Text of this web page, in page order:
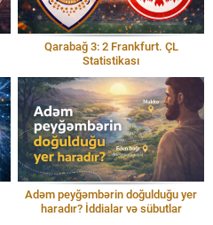
Qarabağ 3: 2 Frankfurt. ÇL
Statistikası
Adəm peyğəmbərin doğulduğu yer
haradır? İddialar və sübutlar